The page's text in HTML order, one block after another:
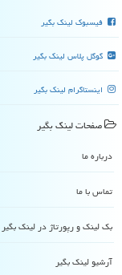
فیسبوک لینک بگیر
گوگل پلاس لینک بگیر
اینستاگرام لینک بگیر
صفحات لینك بگیر
درباره ما
تماس با ما
بک لینک و رپورتاژ در لینك بگیر
آرشیو لینك بگیر